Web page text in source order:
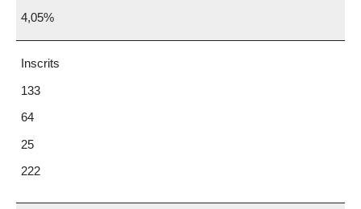
4,05%
Inscrits
133
64
25
222